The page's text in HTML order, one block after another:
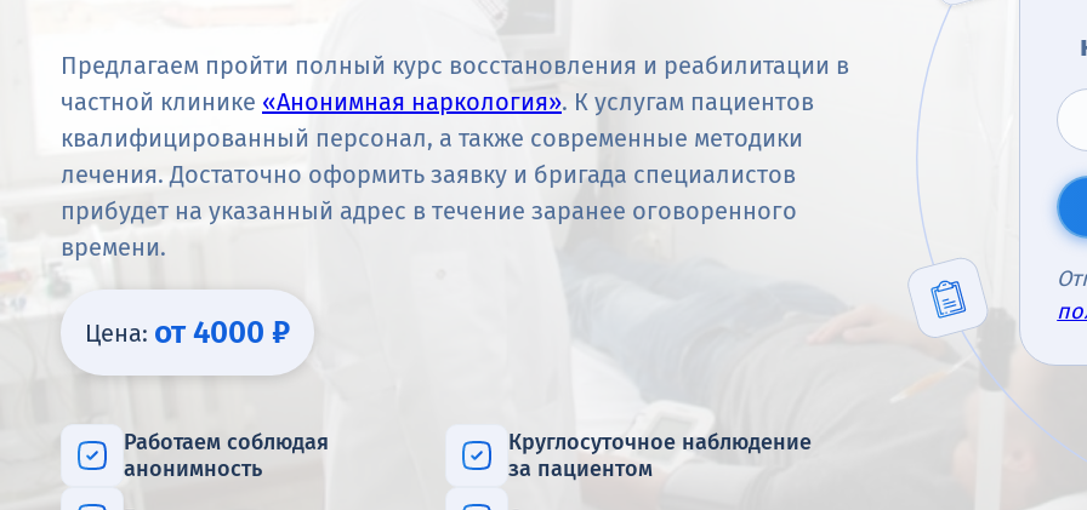
Предлагаем пройти полный курс восстановления и реабилитации в
частной клинике «Анонимная наркология». К услугам пациентов
квалифицированный персонал, а также современные методики
лечения. Достаточно оформить заявку и бригада специалистов
прибудет на указанный адрес в течение заранее оговоренного
времени.
Цена: от 4000 ₽
Работаем соблюдая
анонимность
Круглосуточное наблюдение
за пациентом